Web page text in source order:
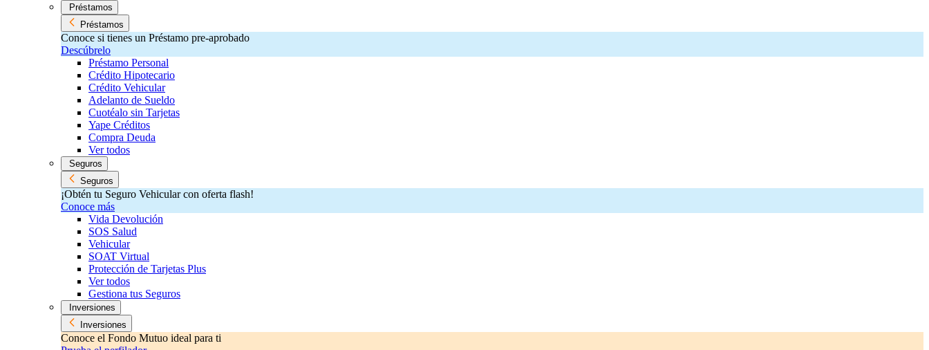
Préstamos
Préstamos
Conoce si tienes un Préstamo pre-aprobado
Descúbrelo
Préstamo Personal
Crédito Hipotecario
Crédito Vehicular
Adelanto de Sueldo
Cuotéalo sin Tarjetas
Yape Créditos
Compra Deuda
Ver todos
Seguros
Seguros
¡Obtén tu Seguro Vehicular con oferta flash!
Conoce más
Vida Devolución
SOS Salud
Vehicular
SOAT Virtual
Protección de Tarjetas Plus
Ver todos
Gestiona tus Seguros
Inversiones
Inversiones
Conoce el Fondo Mutuo ideal para ti